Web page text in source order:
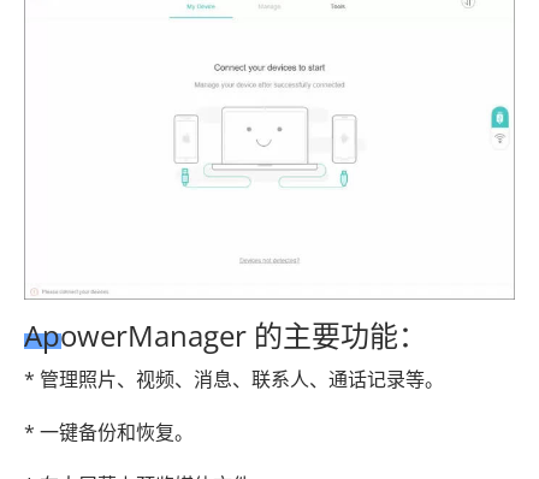
ApowerManager 的主要功能：
* 管理照片、视频、消息、联系人、通话记录等。
* 一键备份和恢复。